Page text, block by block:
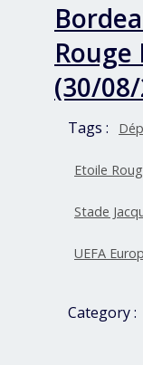
Rouge
(30/
Tags :
Etoile
Stade
UEFA
Category :